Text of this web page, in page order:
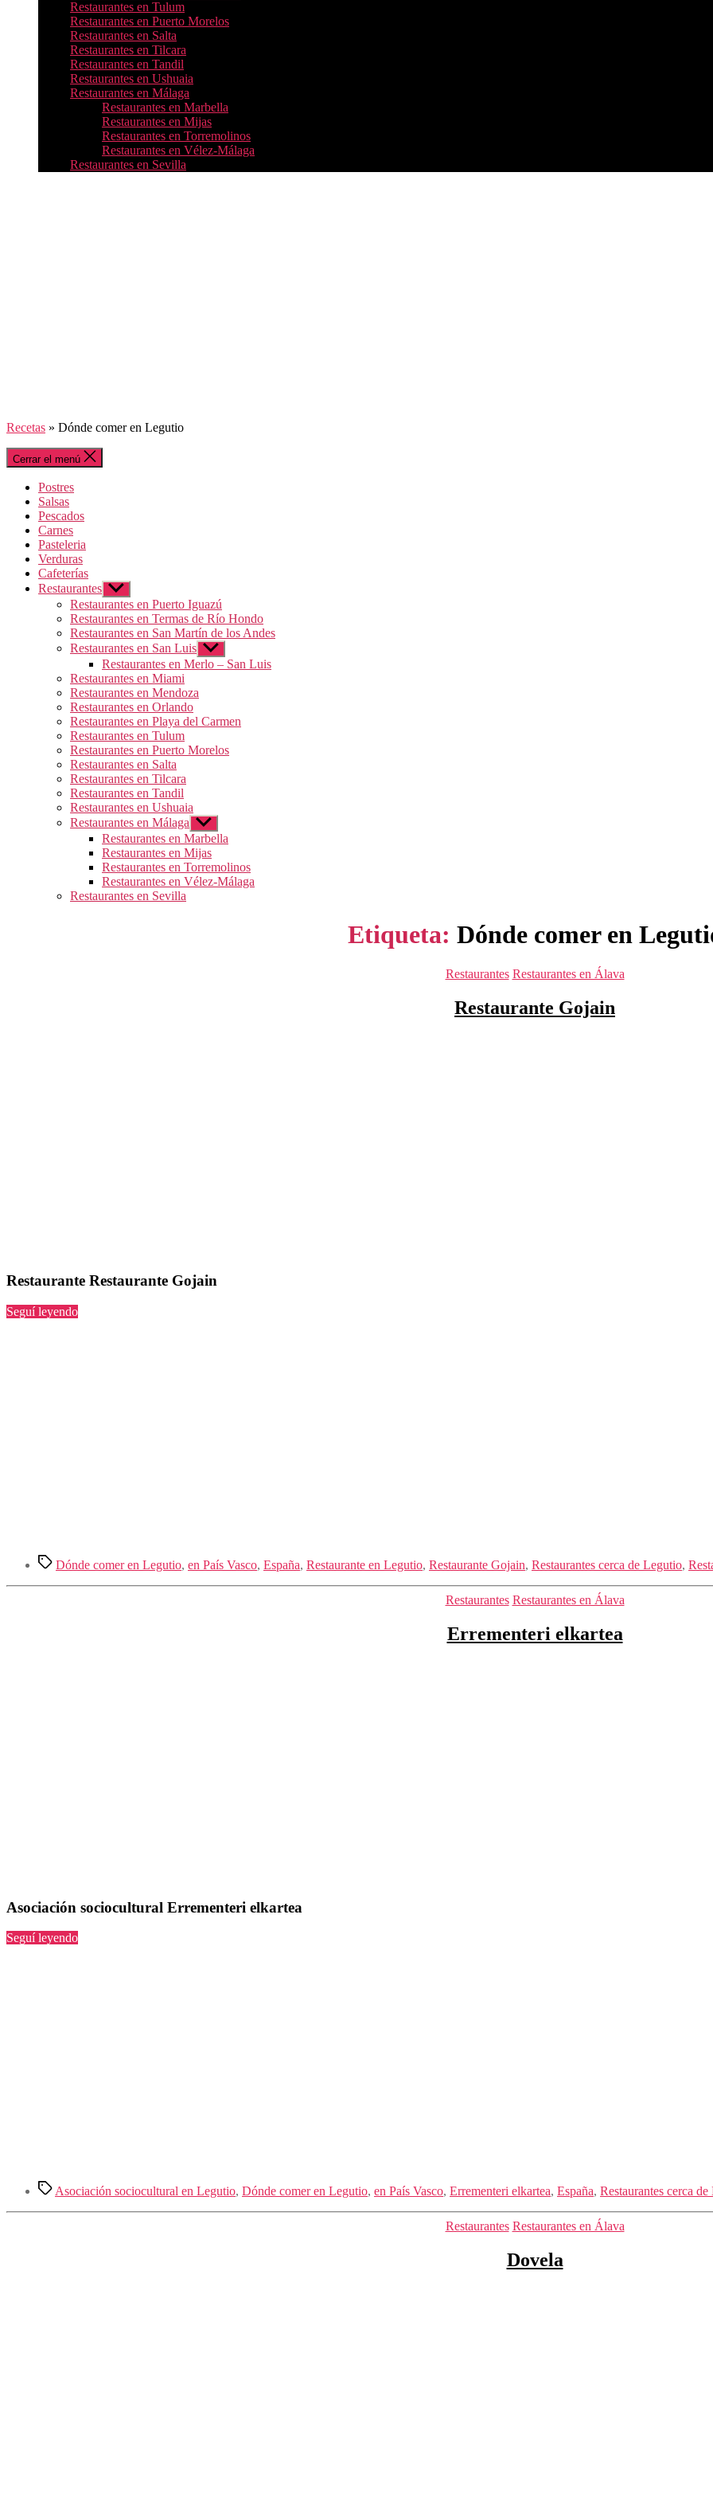
Restaurantes en Tulum
Restaurantes en Puerto Morelos
Restaurantes en Salta
Restaurantes en Tilcara
Restaurantes en Tandil
Restaurantes en Ushuaia
Restaurantes en Málaga
Restaurantes en Marbella
Restaurantes en Mijas
Restaurantes en Torremolinos
Restaurantes en Vélez-Málaga
Restaurantes en Sevilla
Recetas » Dónde comer en Legutio
Cerrar el menú
Postres
Salsas
Pescados
Carnes
Pasteleria
Verduras
Cafeterías
Restaurantes Mostrar
el
submenú
Restaurantes en Puerto Iguazú
Restaurantes en Termas de Río Hondo
Restaurantes en San Martín de los Andes
Restaurantes en San Luis Mostrar
el
submenú
Restaurantes en Merlo – San Luis
Restaurantes en Miami
Restaurantes en Mendoza
Restaurantes en Orlando
Restaurantes en Playa del Carmen
Restaurantes en Tulum
Restaurantes en Puerto Morelos
Restaurantes en Salta
Restaurantes en Tilcara
Restaurantes en Tandil
Restaurantes en Ushuaia
Restaurantes en Málaga Mostrar
el
submenú
Restaurantes en Marbella
Restaurantes en Mijas
Restaurantes en Torremolinos
Restaurantes en Vélez-Málaga
Restaurantes en Sevilla
Etiqueta: Dónde comer en
Categorías
Restaurantes Restaurantes en Álava
Restaurante Gojain
Restaurante Restaurante Gojain
Seguí leyendo“Restaurante
Etiquetas
Dónde comer en Legutio, en País Vasco, España, Restaurante en Legutio, Restaurante Gojain, Restaurantes cerca de Legutio,
Categorías
Restaurantes Restaurantes en Álava
Errementeri elkartea
Asociación sociocultural Errementeri elkartea
Seguí leyendo“Errementeri
Etiquetas
Asociación sociocultural en Legutio, Dónde comer en Legutio, en País Vasco, Errementeri elkartea, España, Restaurantes cerca
Categorías
Restaurantes Restaurantes en Álava
Dovela